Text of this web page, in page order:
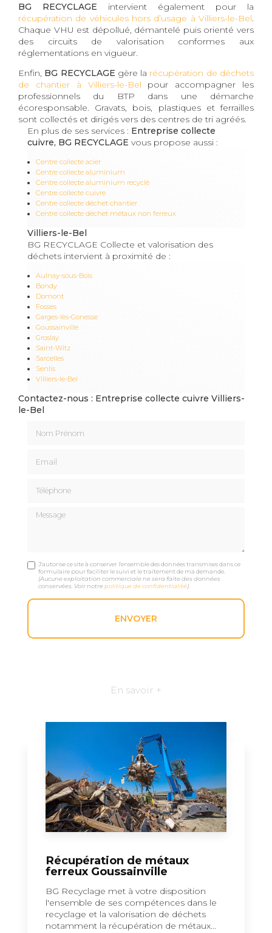
BG RECYCLAGE intervient également pour la
récupération de véhicules hors d’usage à Villiers-le-Bel.
Chaque VHU est dépollué, démantelé puis orienté vers
des circuits de valorisation conformes aux
réglementations en vigueur.
Enfin, BG RECYCLAGE gère la récupération de déchets
de chantier à Villiers-le-Bel pour accompagner les
professionnels du BTP dans une démarche
écoresponsable. Gravats, bois, plastiques et ferrailles
sont collectés et dirigés vers des centres de tri agréés.
En plus de ses services : Entreprise collecte
cuivre, BG RECYCLAGE vous propose aussi :
Centre collecte acier
Centre collecte aluminium
Centre collecte aluminium recyclé
Centre collecte cuivre
Centre collecte déchet chantier
Centre collecte déchet métaux non ferreux
Villiers-le-Bel
BG RECYCLAGE Collecte et valorisation des
déchets intervient à proximité de :
Aulnay-sous-Bois
Bondy
Domont
Fosses
Garges-lès-Gonesse
Goussainville
Groslay
Saint-Witz
Sarcelles
Senlis
Villiers-le-Bel
Contactez-nous : Entreprise collecte cuivre Villiers-
le-Bel
Message
J'autorise ce site à conserver l'ensemble des données transmises dans ce
formulaire pour faciliter le suivi et le traitement de ma demande.
(Aucune exploitation commerciale ne sera faite des données
conservées. Voir notrepolitique de confidentialité)
En savoir +
Récupération de métaux
ferreux Goussainville
BG Recyclage met à votre disposition
l'ensemble de ses compétences dans le
recyclage et la valorisation de déchets
notamment la récupération de métaux...